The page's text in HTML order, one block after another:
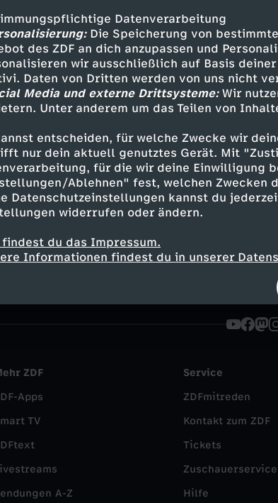
Datenverarbeitung
Die Speicherung von
des ZDF an dich anzupassen und
wir ausschließlich auf Basis
Daten von Dritten werden von uns nicht
Media und externe Drittsysteme:Wir
Unter anderem um das Teilen von
entscheiden, für welche Zwecke wir
nur dein aktuell genutztes Gerät. Mit
für die wir deine Einwilligung
Ablehnen" fest, welchen Zwecken
Datenschutzeinstellungen kannst du
widerrufen oder ändern.
findest du das Impressum.
Informationen findest du in unserer
Die Mädchen erfahren, dass der
DDR zu flüchten und deshalb jahrelang
lebten manchmal 20 Männer auf
über ihr Leben und sind froh und
Ähnliche Inhalte entdecken
Unterhaltung Reportage
Die Mädchen-WG: Im Schloss am See
ZDF
Apps
TV
A-Z
Service
ZDFmitreden
Kontakt zum ZDF
Tickets
Zuschauerservice
Hilfe